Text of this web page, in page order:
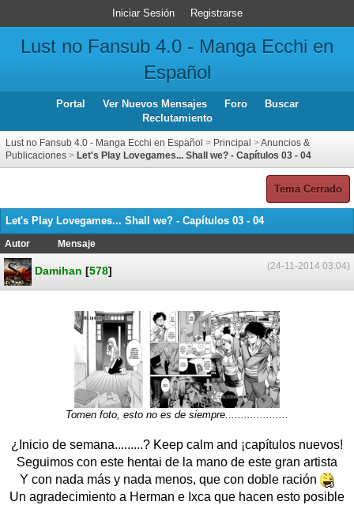
Iniciar Sesión Registrarse
Lust no Fansub 4.0 - Manga Ecchi en
Español
Portal Ver Nuevos Mensajes Foro
Buscar
Reclutamiento
Lust no Fansub 4.0 - Manga Ecchi en Español > Principal >Anuncios &
Publicaciones > Let's Play Lovegames... Shall we? - Capítulos 03 - 04
Tema Cerrado
Let's Play Lovegames... Shall we? - Capítulos 03 - 04
Autor
Mensaje
(24-11-2014 03:04)
Damihan [578]
Tomen foto, esto no es de siempre....................
¿Inicio de semana.........? Keep calm and ¡capítulos nuevos!
Seguimos con este hentai de la mano de este gran artista
Y con nada más y nada menos, que con doble ración
Un agradecimiento a Herman e Ixca que hacen esto posible